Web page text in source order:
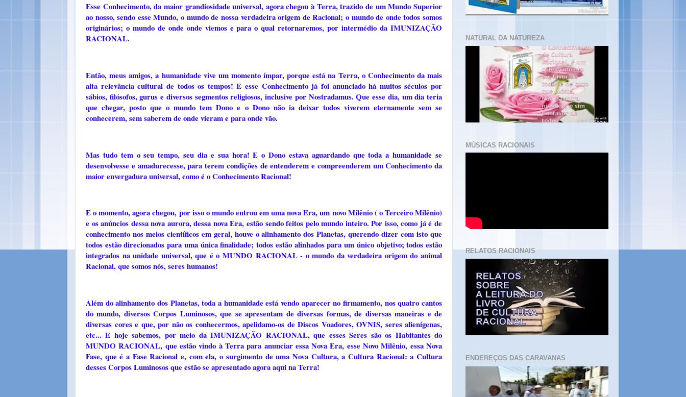
Esse Conhecimento, da maior grandiosidade universal, agora chegou à Terra, trazido de um Mundo Superior
ao nosso, sendo esse Mundo, o mundo de nossa verdadeira origem de Racional; o mundo de onde todos somos
originários; o mundo de onde onde viemos e para o qual retornaremos, por intermédio da IMUNIZAÇÃO
RACIONAL.
Então, meus amigos, a humanidade vive um momento ímpar, porque está na Terra, o Conhecimento da mais
alta relevância cultural de todos os tempos! E esse Conhecimento já foi anunciado há muitos séculos por
sábios, filósofos, gurus e diversos segmentos religiosos, inclusive por Nostradamus. Que esse dia, um dia teria
que chegar, posto que o mundo tem Dono e o Dono não ia deixar todos viverem eternamente sem se
conhecerem, sem saberem de onde vieram e para onde vão.
Mas tudo tem o seu tempo, seu dia e sua hora! E o Dono estava aguardando que toda a humanidade se
desenvolvesse e amadurecesse, para terem condições de entenderem e compreenderem um Conhecimento da
maior envergadura universal, como é o Conhecimento Racional!
E o momento, agora chegou, por isso o mundo entrou em uma nova Era, um novo Milênio ( o Terceiro Milênio)
e os anúncios dessa nova aurora, dessa nova Era, estão sendo feitos pelo mundo inteiro. Por isso, como já é de
conhecimento nos meios científicos em geral, houve o alinhamento dos Planetas, querendo dizer com isto que
todos estão direcionados para uma única finalidade; todos estão alinhados para um único objetivo; todos estão
integrados na unidade universal, que é o MUNDO RACIONAL - o mundo da verdadeira origem do animal
Racional, que somos nós, seres humanos!
Além do alinhamento dos Planetas, toda a humanidade está vendo aparecer no firmamento, nos quatro cantos
do mundo, diversos Corpos Luminosos, que se apresentam de diversas formas, de diversas maneiras e de
diversas cores e que, por não os conhecermos, apelidamo-os de Discos Voadores, OVNIS, seres alienígenas,
etc... E hoje sabemos, por meio da IMUNIZAÇÃO RACIONAL, que esses Seres são os Habitantes do
MUNDO RACIONAL, que estão vindo à Terra para anunciar essa Nova Era, esse Novo Milênio, essa Nova
Fase, que é a Fase Racional e, com ela, o surgimento de uma Nova Cultura, a Cultura Racional: a Cultura
desses Corpos Luminosos que estão se apresentado agora aqui na Terra!
NATURAL DA NATUREZA
MÚSICAS RACIONAIS
RELATOS RACIONAIS
ENDEREÇOS DAS CARAVANAS